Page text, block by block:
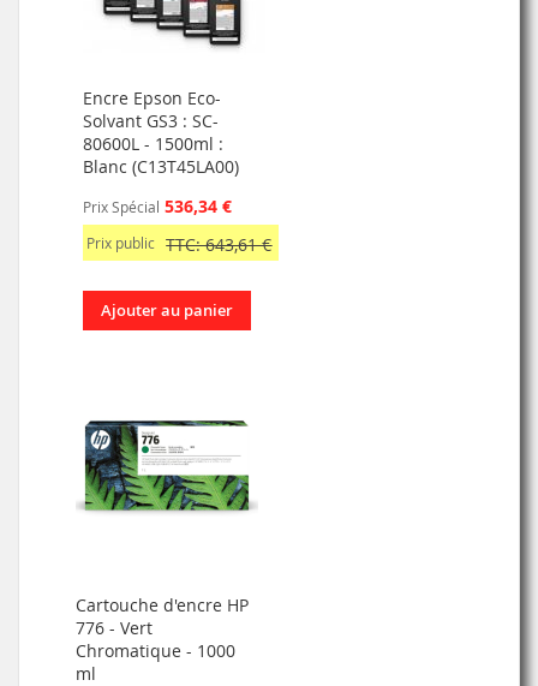
Encre Epson Eco-
Solvant GS3 : SC-
80600L - 1500ml :
Blanc (C13T45LA00)
Prix Spécial 536,34 €
Prix public TTC: 643,61 €
Ajouter au panier
Cartouche d'encre HP
776 - Vert
Chromatique - 1000
ml